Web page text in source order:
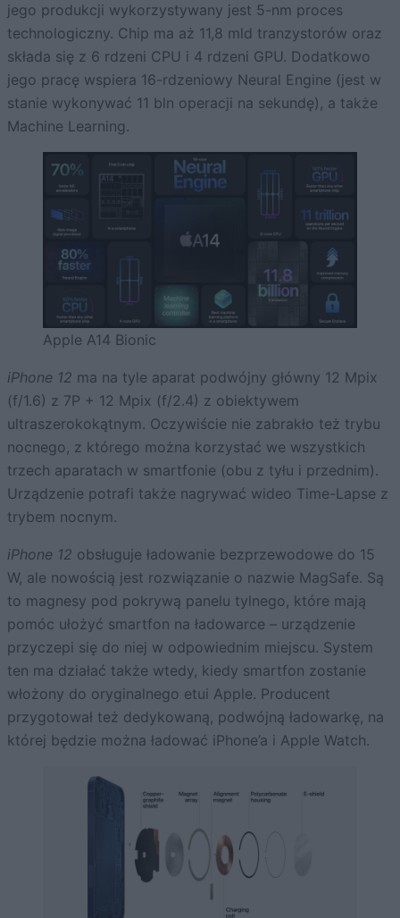
jego produkcji wykorzystywany jest 5-nm proces
technologiczny. Chip ma aż 11,8 mld tranzystorów oraz
składa się z 6 rdzeni CPU i 4 rdzeni GPU. Dodatkowo
jego pracę wspiera 16-rdzeniowy Neural Engine (jest w
stanie wykonywać 11 bln operacji na sekundę), a także
Machine Learning.
Apple A14 Bionic
iPhone 12 ma na tyle aparat podwójny główny 12 Mpix
(f/1.6) z 7P + 12 Mpix (f/2.4) z obiektywem
ultraszerokokątnym. Oczywiście nie zabrakło też trybu
nocnego, z którego można korzystać we wszystkich
trzech aparatach w smartfonie (obu z tyłu i przednim).
Urządzenie potrafi także nagrywać wideo Time-Lapse z
trybem nocnym.
iPhone 12 obsługuje ładowanie bezprzewodowe do 15
W, ale nowością jest rozwiązanie o nazwie MagSafe. Są
to magnesy pod pokrywą panelu tylnego, które mają
pomóc ułożyć smartfon na ładowarce – urządzenie
przyczepi się do niej w odpowiednim miejscu. System
ten ma działać także wtedy, kiedy smartfon zostanie
włożony do oryginalnego etui Apple. Producent
przygotował też dedykowaną, podwójną ładowarkę, na
której będzie można ładować iPhone’a i Apple Watch.